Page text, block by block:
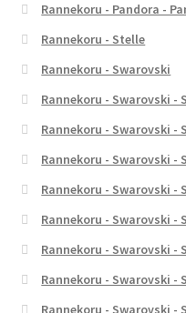
Rannekoru - Pandora -
Rannekoru - Stelle
Rannekoru - Swarovski
Rannekoru - Swarovski
Rannekoru - Swarovski -
Rannekoru - Swarovski -
Rannekoru - Swarovski -
Rannekoru - Swarovski -
Rannekoru - Swarovski -
Rannekoru - Swarovski -